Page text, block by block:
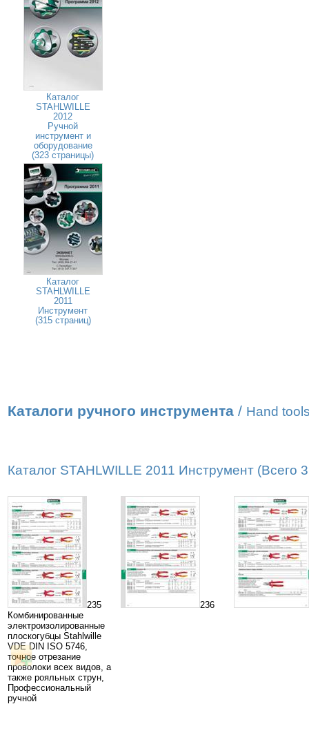
Каталог
STAHLWILLE
2012
Ручной
инструмент и
оборудование
(323 страницы)
Каталог
STAHLWILLE
2011
Инструмент
(315 страниц)
Каталоги ручного инструмента / Hand
Каталог STAHLWILLE 2011 Инструмент (Всего
235
Комбинированные
электроизолированные
плоскогубцы Stahlwille
VDE DIN ISO 5746,
точное отрезание
проволоки всех видов, а
также рояльных струн,
Профессиональный
ручной
236